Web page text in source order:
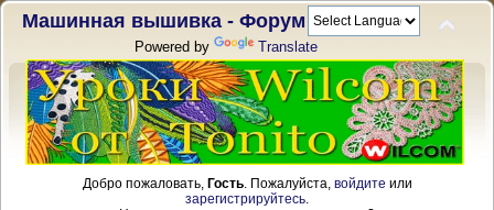
Машинная вышивка - Форум
Powered by Translate
Добро пожаловать, Гость. Пожалуйста, войдите или
зарегистрируйтесь